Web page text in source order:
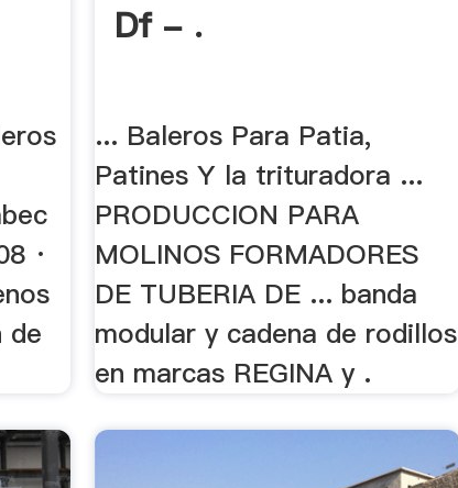
·
de
Df - .
... Baleros Para Patia,
Patines Y la trituradora ...
PRODUCCION PARA
MOLINOS FORMADORES
DE TUBERIA DE ... banda
modular y cadena de rodillos
en marcas REGINA y .